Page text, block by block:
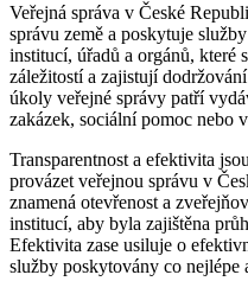
Veřejná správa v České
správu země a poskytuje
institucí, úřadů a orgánů, které
záležitostí a zajistují
úkoly veřejné správy patří
zakázek, sociální pomoc nebo
Transparentnost a efektivita
provázet veřejnou správu v
znamená otevřenost a
institucí, aby byla zajištěna
Efektivita zase usiluje o
služby poskytovány co nejlépe